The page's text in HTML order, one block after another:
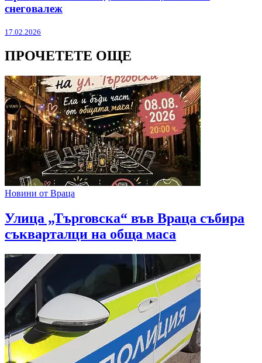
снеговалеж
17.02.2026
ПРОЧЕТЕТЕ ОЩЕ
Новини от Враца
Улица „Търговска“ във Враца събира
съкварталци на обща маса